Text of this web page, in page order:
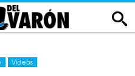
Videos